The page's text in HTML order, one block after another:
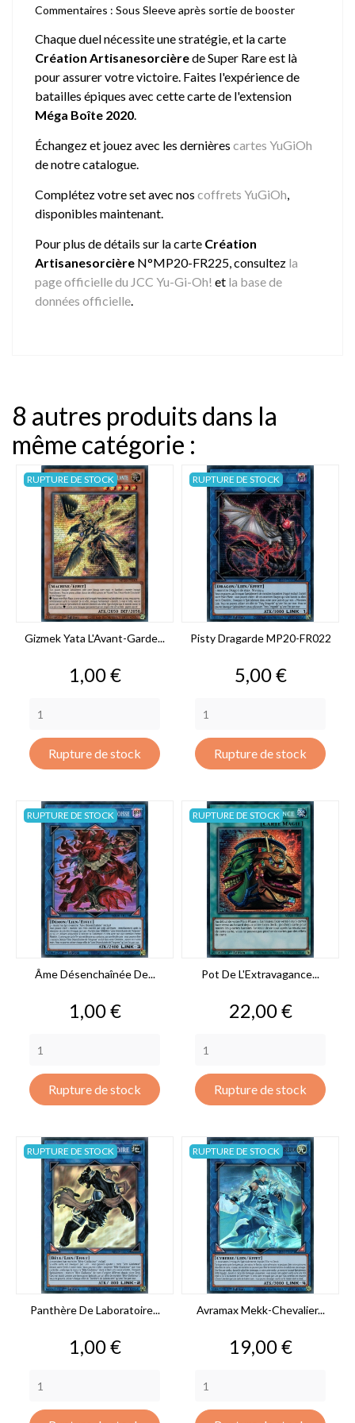
Commentaires : Sous Sleeve après sortie de booster
Chaque duel nécessite une stratégie, et la carte
Création Artisanesorcièrede Super Rare est là
pour assurer votre victoire. Faites l'expérience de
batailles épiques avec cette carte de l'extension
Méga Boîte 2020.
Échangez et jouez avec les dernières cartes YuGiOh
de notre catalogue.
Complétez votre set avec nos coffrets YuGiOh,
disponibles maintenant.
Pour plus de détails sur la carte Création
Artisanesorcière N°MP20-FR225, consultez la
page officielle du JCC Yu-Gi-Oh! et la base de
données officielle.
8 autres produits dans la
même catégorie :
Gizmek Yata L'Avant-Garde...
Prix
1,00 €
Rupture de stock
RUPTURE DE STOCK
Pisty Dragarde MP20-FR022
Prix
5,00 €
Rupture de stock
RUPTURE DE STOCK
Âme Désenchaînée De...
Prix
1,00 €
Rupture de stock
RUPTURE DE STOCK
Pot De L'Extravagance...
Prix
22,00 €
Rupture de stock
RUPTURE DE STOCK
Panthère De Laboratoire...
Prix
1,00 €
RUPTURE DE STOCK
Avramax Mekk-Chevalier...
Prix
19,00 €
RUPTURE DE STOCK